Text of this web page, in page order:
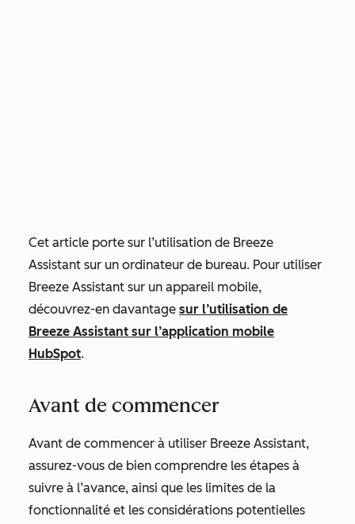
Cet article porte sur l’utilisation de Breeze
Assistant sur un ordinateur de bureau. Pour utiliser
Breeze Assistant sur un appareil mobile,
découvrez-en davantage sur l’utilisation de
Breeze Assistant sur l’application mobile
HubSpot.
Avant de commencer
Avant de commencer à utiliser Breeze Assistant,
assurez-vous de bien comprendre les étapes à
suivre à l’avance, ainsi que les limites de la
fonctionnalité et les considérations potentielles